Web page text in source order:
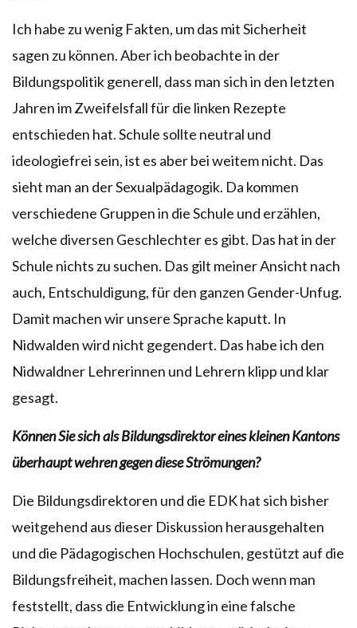
Ich habe zu wenig Fakten, um das mit Sicherheit
sagen zu können. Aber ich beobachte in der
Bildungspolitik generell, dass man sich in den letzten
Jahren im Zweifelsfall für die linken Rezepte
entschieden hat. Schule sollte neutral und
ideologiefrei sein, ist es aber bei weitem nicht. Das
sieht man an der Sexualpädagogik. Da kommen
verschiedene Gruppen in die Schule und erzählen,
welche diversen Geschlechter es gibt. Das hat in der
Schule nichts zu suchen. Das gilt meiner Ansicht nach
auch, Entschuldigung, für den ganzen Gender-Unfug.
Damit machen wir unsere Sprache kaputt. In
Nidwalden wird nicht gegendert. Das habe ich den
Nidwaldner Lehrerinnen und Lehrern klipp und klar
gesagt.
Können Sie sich als Bildungsdirektor eines kleinen Kantons
überhaupt wehren gegen diese Strömungen?
Die Bildungsdirektoren und die EDK hat sich bisher
weitgehend aus dieser Diskussion herausgehalten
und die Pädagogischen Hochschulen, gestützt auf die
Bildungsfreiheit, machen lassen. Doch wenn man
feststellt, dass die Entwicklung in eine falsche